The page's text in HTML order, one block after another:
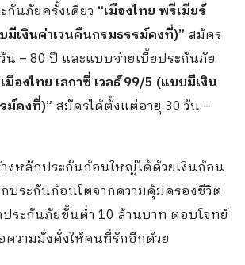
กันภัยครั้งเดียว “เมืองไทย พรีเมียร์
มีเงินค่าเวนคืนกรมธรรม์คงที่)” สมัคร
น – 80 ปี และแบบจ่ายเบี้ยประกันภัย
มืองไทย เลกาซี่ เวลธ์ 99/5 (แบบมีเงิน
ม์คงที่)” สมัครได้ตั้งแต่อายุ 30 วัน –
งหลักประกันก้อนใหญ่ได้ด้วยเงินก้อน
ประกันก้อนโตจากความคุ้มครองชีวิต
ประกันภัยขั้นต่ำ 10 ล้านบาท ตอบโจทย์
วามมั่งคั่งให้คนที่รักอีกด้วย